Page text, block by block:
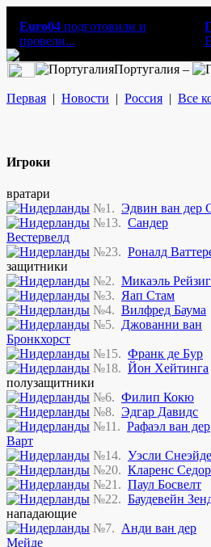
Euro04 подготовили и
провели...
Португалия –
Первая | Новости | Россия | Все
Игроки
вратари
№1. Эдвин ван дер
№13. Сандер
Вестервелд
№23. Роналд
защитники
№2. Микаэль
№3. Яап Стам
№4. Вилфред Баума
№5. Джованни ван
Бронкхорст
№15. Франк де Бур
№18. Йон Хейтинга
полузащитники
№6. Филип Кокю
№8. Эдгар Давидс
№11. Рафаэл ван дер
Варт
№14. Уэсли
№20. Кларенс
№21. Паул Босвелт
№22. Баудевейн
нападающие
№7. Анди ван дер
Мейде